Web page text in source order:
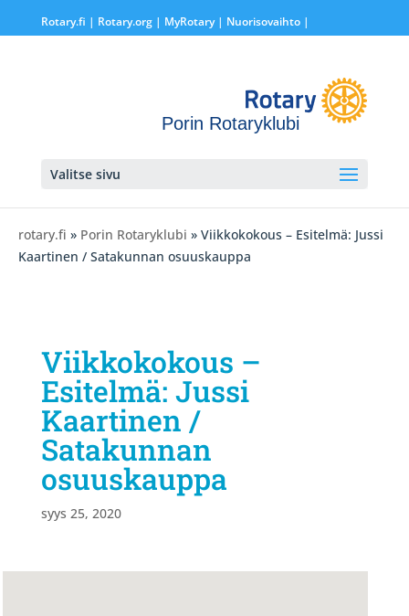
Rotary.fi | Rotary.org| MyRotary | Nuorisovaihto|
Porin Rotaryklubi
Valitse sivu
rotary.fi » Porin Rotaryklubi » Viikkokokous – Esitelmä: Jussi
Kaartinen / Satakunnan osuuskauppa
Viikkokokous –
Esitelmä: Jussi
Kaartinen /
Satakunnan
osuuskauppa
syys 25, 2020